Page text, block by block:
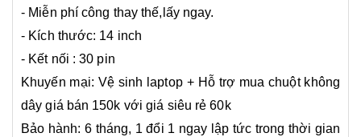
- Miễn phí công thay thế,lấy ngay.
- Kích thước: 14 inch
- Kết nối : 30 pin
Khuyến mại: Vệ sinh laptop + Hỗ trợ mua chuột không
dây giá bán 150k với giá siêu rẻ 60k
Bảo hành: 6 tháng, 1 đổi 1 ngay lập tức trong thời gian